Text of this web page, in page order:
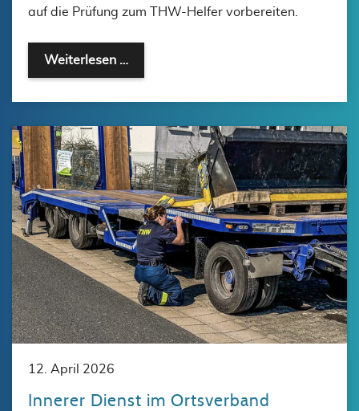
auf die Prüfung zum THW-Helfer vorbereiten.
Weiterlesen …
12. April 2026
Innerer Dienst im Ortsverband